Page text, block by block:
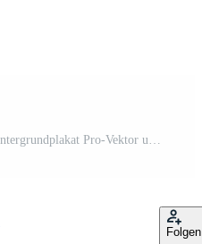
Papierschule mit zerrissenem Hintergrundplakat Pro-Vektor und Pro-SVG
Folgen